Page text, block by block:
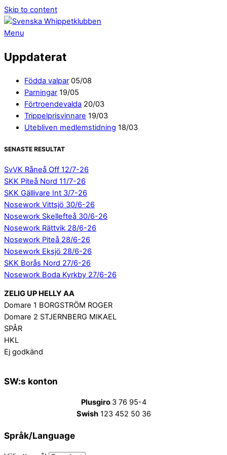
Skip to content
Menu
Uppdaterat
Födda valpar 05/08
Parningar 19/05
Förtroendevalda 20/03
Trippelprisvinnare 19/03
Utebliven medlemstidning 18/03
SENASTE RESULTAT
SvVK Råneå Off 12/7-26
SKK Piteå Nord 11/7-26
SKK Gällivare Int 3/7-26
Nosework Vittsjö 30/6-26
Nosework Skellefteå 30/6-26
Nosework Rättvik 28/6-26
Nosework Piteå 28/6-26
Nosework Eksjö 28/6-26
SKK Borås Nord 27/6-26
Nosework Boda Kyrkby 27/6-26
ZELIG UP HELLY AA
Domare 1 BORGSTRÖM ROGER
Domare 2 STJERNBERG MIKAEL
SPÅR
HKL
Ej godkänd
SW:s konton
Plusgiro 3 76 95-4
Swish123 452 50 36
Språk/Language